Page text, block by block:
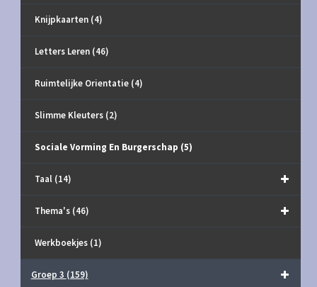
Knijpkaarten (4)
Letters Leren (46)
Ruimtelijke Orientatie (4)
Slimme Kleuters (2)
Sociale Vorming En Burgerschap (5)
Taal (14)
Thema's (46)
Werkboekjes (1)
Groep 3 (159)